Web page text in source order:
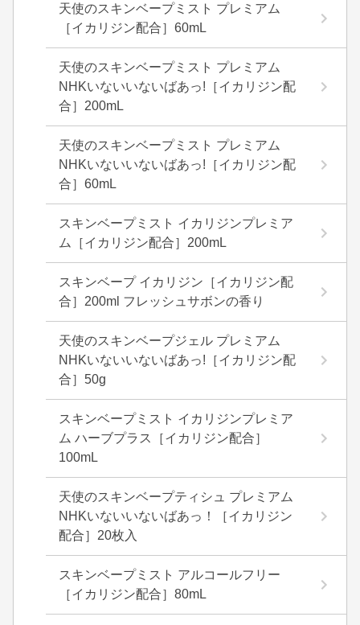
天使のスキンベープミスト プレミアム
［イカリジン配合］60mL
天使のスキンベープミスト プレミアム
NHKいないいないばあっ!［イカリジン配
合］200mL
天使のスキンベープミスト プレミアム
NHKいないいないばあっ!［イカリジン配
合］60mL
スキンベープミスト イカリジンプレミア
ム［イカリジン配合］200mL
スキンベープ イカリジン［イカリジン配
合］200ml フレッシュサボンの香り
天使のスキンベープジェル プレミアム
NHKいないいないばあっ!［イカリジン配
合］50g
スキンベープミスト イカリジンプレミア
ム ハーブプラス［イカリジン配合］
100mL
天使のスキンベープティシュ プレミアム
NHKいないいないばあっ！［イカリジン
配合］20枚入
スキンベープミスト アルコールフリー
［イカリジン配合］80mL